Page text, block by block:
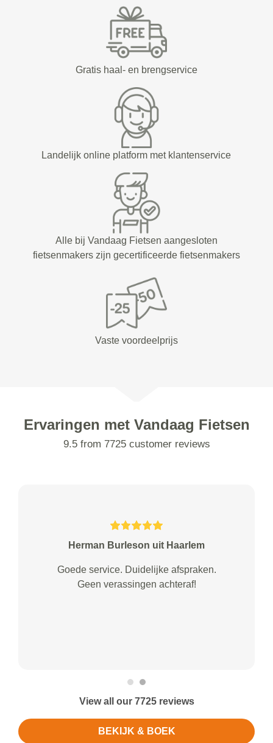
Gratis haal- en brengservice
Landelijk online platform met klantenservice
Alle bij Vandaag Fietsen aangesloten
fietsenmakers zijn gecertificeerde fietsenmakers
Vaste voordeelprijs
Ervaringen met Vandaag Fietsen
9.5 from 7725 customer reviews
Herman Burleson uit Haarlem
Goede service. Duidelijke afspraken.
Geen verassingen achteraf!
View all our 7725 reviews
BEKIJK & BOEK